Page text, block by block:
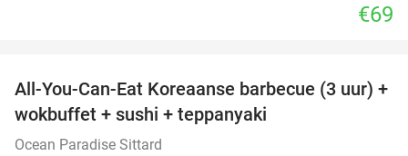
€69
21%
All-You-Can-Eat Koreaanse barbecue (3 uur) +
wokbuffet + sushi + teppanyaki
Ocean Paradise Sittard